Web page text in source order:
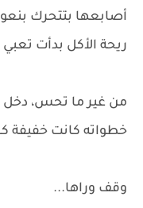
أصابعها بتتحرك
ريحة الأكل بدأت تعبي
من غير ما تحس، دخل
خطواته كانت خفيفة
وقف وراها...